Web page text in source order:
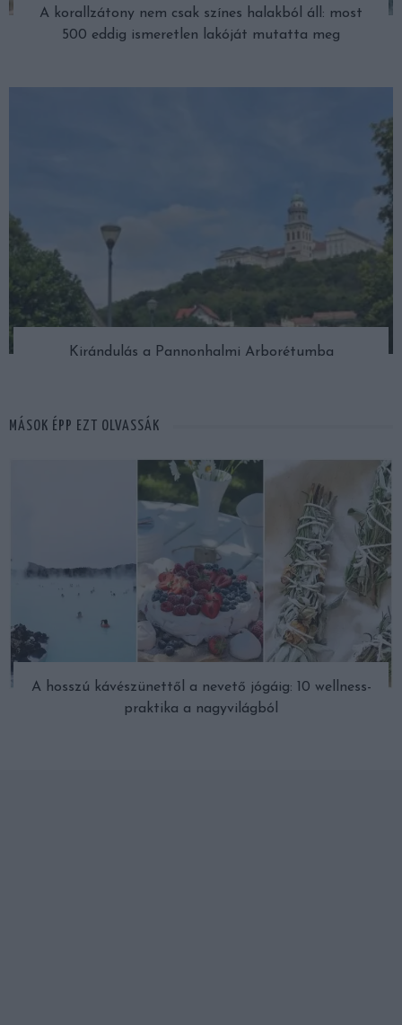
A korallzátony nem csak színes halakból áll: most
500 eddig ismeretlen lakóját mutatta meg
Kirándulás a Pannonhalmi Arborétumba
MÁSOK ÉPP EZT OLVASSÁK
A hosszú kávészünettől a nevető jógáig: 10 wellness-
praktika a nagyvilágból